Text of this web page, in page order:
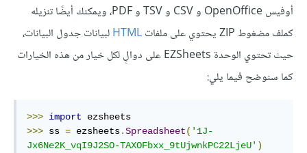
أوفيس OpenOffice و CSV و TSV و PDF، ويمكنك أيضًا تنزيله
كملف مضغوط ZIP يحتوي على ملفات
HTMLلبيانات جدول البيانات،
حيث تحتوي الوحدة EZSheets على دوالٍ لكل خيار من هذه الخيارات
كما سنوضح فيما يلي:
>>> import
>>> ss = ezsheets.Spreadsheet( '1J-
Jx6Ne2K_vqI9J2SO-TAXOFbxx_9tUjwnkPC22LjeU' )